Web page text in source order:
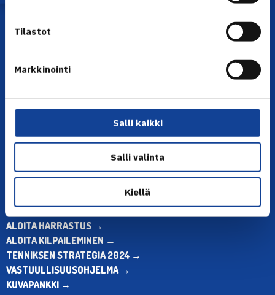
Tilastot
Markkinointi
Salli kaikki
Salli valinta
Kiellä
Olympiastadion, Paavo Nurmen tie 1, 00250 Helsinki
ma-pe klo 10.00-12.00
Muina aikoina olkaa yhteydessä
sähköpostitse: toimisto@tennis.fi
ALOITA HARRASTUS →
ALOITA KILPAILEMINEN →
TENNIKSEN STRATEGIA 2024 →
VASTUULLISUUSOHJELMA →
KUVAPANKKI →